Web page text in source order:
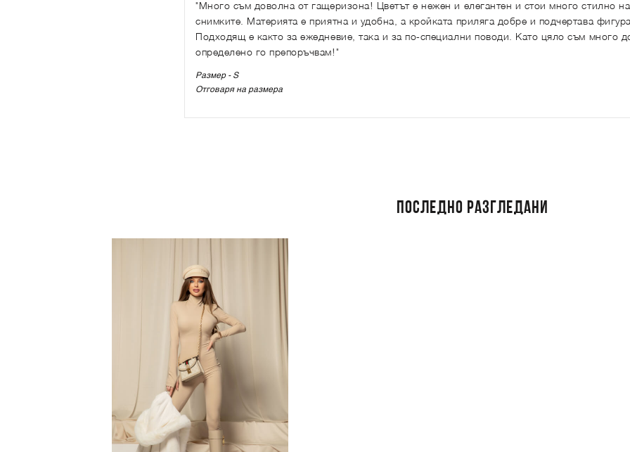
"Много съм доволна от гащеризона! Цветът е нежен и елегантен и стои много стилно
снимките. Материята е приятна и удобна, а кройката приляга добре и подчертава
Подходящ е както за ежедневие, така и за по-специални поводи. Като цяло съм много
определено го препоръчвам!"
Размер - S
Отговаря на размера
ПОСЛЕДНО РАЗГЛЕДАНИ